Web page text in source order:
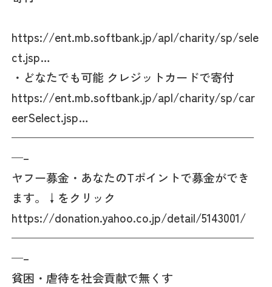
https://ent.mb.softbank.jp/apl/charity/sp/sele
ct.jsp…
・どなたでも可能 クレジットカードで寄付
https://ent.mb.softbank.jp/apl/charity/sp/car
eerSelect.jsp…
—————————————————————
—–
ヤフー募金・あなたのTポイントで募金ができ
ます。↓をクリック
https://donation.yahoo.co.jp/detail/5143001/
—————————————————————
—–
貧困・虐待を社会貢献で無くす